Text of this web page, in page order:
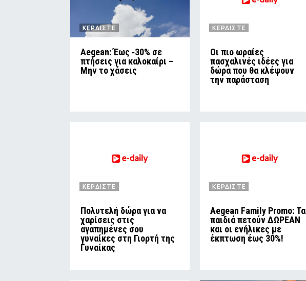
ΚΕΡΔΙΣΤΕ
Aegean: Έως ‑30% σε
πτήσεις για καλοκαίρι –
Μην το χάσεις
ΚΕΡΔΙΣΤΕ
Οι πιο ωραίες
πασχαλινές ιδέες για
δώρα που θα κλέψουν
την παράσταση
ΚΕΡΔΙΣΤΕ
Πολυτελή δώρα για να
χαρίσεις στις
αγαπημένες σου
γυναίκες στη Γιορτή της
Γυναίκας
ΚΕΡΔΙΣΤΕ
Aegean Family Promo: Τα
παιδιά πετούν ΔΩΡΕΑΝ
και οι ενήλικες με
έκπτωση έως 30%!